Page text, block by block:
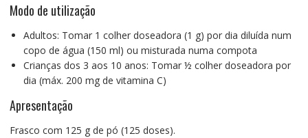
Modo de utilização
Adultos: Tomar 1 colher doseadora (1 g) por dia diluída num
copo de água (150 ml) ou misturada numa compota
Crianças dos 3 aos 10 anos: Tomar ½ colher doseadora por
dia (máx. 200 mg de vitamina C)
Apresentação
Frasco com 125 g de pó (125 doses).